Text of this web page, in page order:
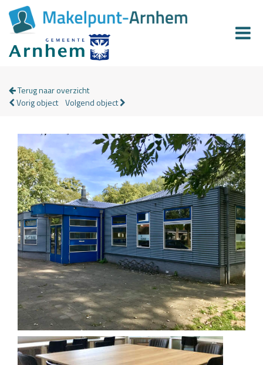
Terug naar overzicht
Vorig object Volgend object